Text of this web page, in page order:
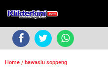
Home / bawaslu soppeng